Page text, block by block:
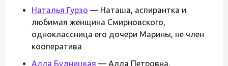
Наталья Гурзо — Наташа, аспирантка и
любимая женщина Смирновского,
одноклассница его дочери Марины, не член
кооператива
Алла Будницкая — Алла Петровна,